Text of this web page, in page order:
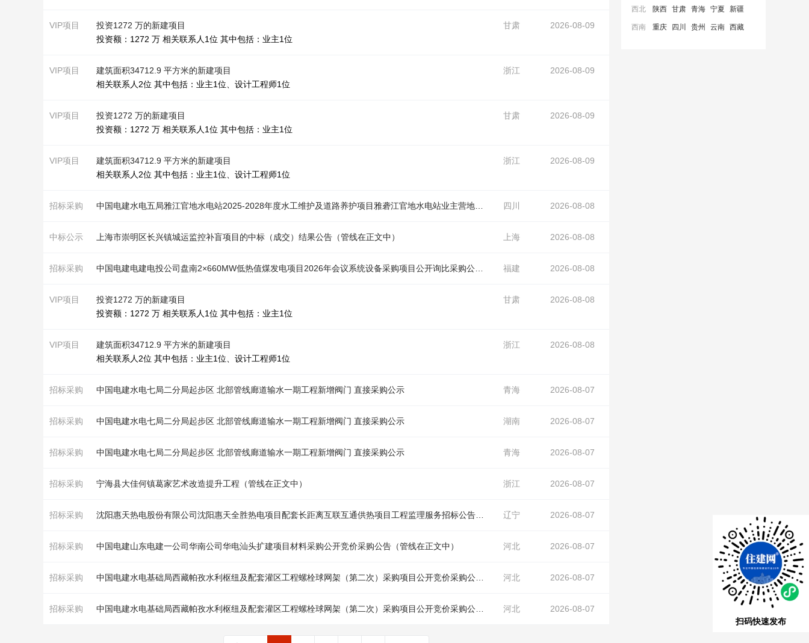
VIP项目
投资1272 万的新建项目
投资额：1272 万 相关联系人1位 其中包括：业主1位
甘肃 2026-08-09
VIP项目
建筑面积34712.9 平方米的新建项目
相关联系人2位 其中包括：业主1位、设计工程师1位
浙江 2026-08-09
VIP项目
投资1272 万的新建项目
投资额：1272 万 相关联系人1位 其中包括：业主1位
甘肃 2026-08-09
VIP项目
建筑面积34712.9 平方米的新建项目
相关联系人2位 其中包括：业主1位、设计工程师1位
浙江 2026-08-09
招标采购 中国电建水电五局雅江官地水电站2025-2028年度水工维护及道路养护项目雅砻江官地水电站业主营地接待中心门厅、阅览室楼梯间及阳台改造装修专业分包项目采购项目公开询比采购公告（ 四川 2026-08-08
中标公示 上海市崇明区长兴镇城运监控补盲项目的中标（成交）结果公告（管线在正文中） 上海 2026-08-08
招标采购 中国电建电建电投公司盘南2×660MW低热值煤发电项目2026年会议系统设备采购项目公开询比采购公告（ 管线在正文中）
福建 2026-08-08
VIP项目
投资1272 万的新建项目
投资额：1272 万 相关联系人1位 其中包括：业主1位
甘肃 2026-08-08
VIP项目
建筑面积34712.9 平方米的新建项目
相关联系人2位 其中包括：业主1位、设计工程师1位
浙江 2026-08-08
招标采购 中国电建水电七局二分局起步区 北部管线廊道输水一期工程新增阀门 直接采购公示 青海 2026-08-07
招标采购 中国电建水电七局二分局起步区 北部管线廊道输水一期工程新增阀门 直接采购公示 湖南 2026-08-07
招标采购 中国电建水电七局二分局起步区 北部管线廊道输水一期工程新增阀门 直接采购公示 青海 2026-08-07
招标采购 宁海县大佳何镇葛家艺术改造提升工程（管线在正文中） 浙江 2026-08-07
招标采购 沈阳惠天热电股份有限公司沈阳惠天全胜热电项目配套长距离互联互通供热项目工程监理服务招标公告（ 在正文中）
辽宁 2026-08-07
招标采购 中国电建山东电建一公司华南公司华电汕头扩建项目材料采购公开竞价采购公告（管线在正文中） 河北 2026-08-07
招标采购 中国电建水电基础局西藏帕孜水利枢纽及配套灌区工程螺栓球网架（第二次）采购项目公开竞价采购公告（ 管线在正文中）
河北 2026-08-07
招标采购 中国电建水电基础局西藏帕孜水利枢纽及配套灌区工程螺栓球网架（第二次）采购项目公开竞价采购公告（ 管线在正文中）
河北 2026-08-07
西北 陕西 甘肃 青海 宁夏 新疆
西南 重庆 四川 贵州 云南 西藏
扫码快速发布